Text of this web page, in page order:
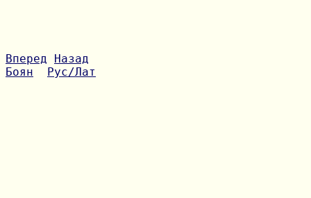
Вперед
Назад
Боян
Рус/Лат